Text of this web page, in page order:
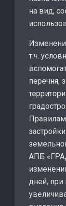
на вид,
т.ч.
перечня,
АПБ
дней,